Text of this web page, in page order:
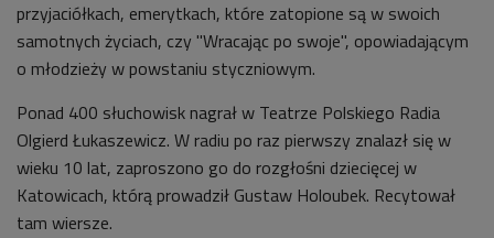
przyjaciółkach, emerytkach, które zatopione są w swoich
samotnych życiach, czy "Wracając po swoje", opowiadającym
o młodzieży w powstaniu styczniowym.
Ponad 400 słuchowisk nagrał w Teatrze Polskiego Radia
Olgierd Łukaszewicz. W radiu po raz pierwszy znalazł się w
wieku 10 lat, zaproszono go do rozgłośni dziecięcej w
Katowicach, którą prowadził Gustaw Holoubek. Recytował
tam wiersze.